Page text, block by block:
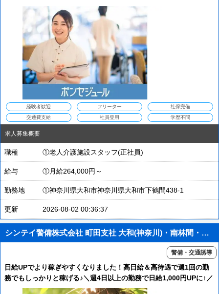
経験者歓迎 フリーター 社保完備
交通費支給 社員登用 学歴不問
求人募集概要
職種 ①老人介護施設スタッフ(正社員)
給与 ①月給264,000円～
勤務地 ①神奈川県大和市神奈川県大和市下鶴間438-1
更新 2026-08-02 00:36:37
シンテイ警備株式会社 町田支社 大和(神奈川)・南林間・中央林間エリア(交通誘導)/A3203200109
警備・交通誘導
日給UPでより稼ぎやすくなりました！高日給＆高待遇で週1回の勤
務でもしっかりと稼げる♪＼週4日以上の勤務で日給1,000円UPに↑／
週払い・給与前払い制度あり★1週間毎の自由シフト制！交通費全額